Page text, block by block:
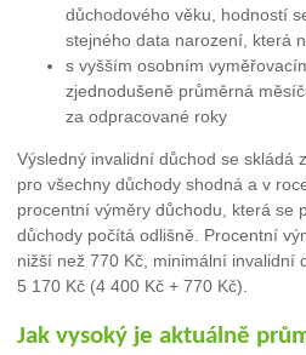
důchodového věku, hodností
stejného data narození, která
s vyšším osobním
zjednodušeně průměrná
za odpracované roky
Výsledný invalidní důchod se skládá
pro všechny důchody shodná a v
procentní výměry důchodu, která se
důchody počítá odlišně. Procentní
nižší než 770 Kč, minimální invalidní
5 170 Kč (4 400 Kč + 770 Kč).
Jak vysoký je aktuálně